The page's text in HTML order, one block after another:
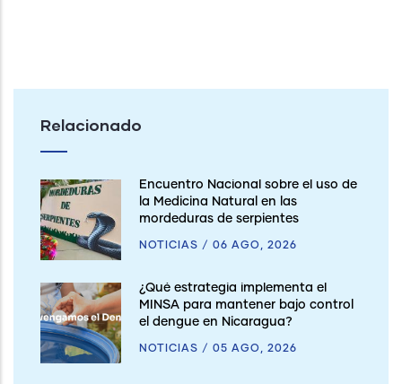
Relacionado
Encuentro Nacional sobre el uso de
la Medicina Natural en las
mordeduras de serpientes
NOTICIAS / 06 AGO, 2026
¿Qué estrategia implementa el
MINSA para mantener bajo control
el dengue en Nicaragua?
NOTICIAS / 05 AGO, 2026